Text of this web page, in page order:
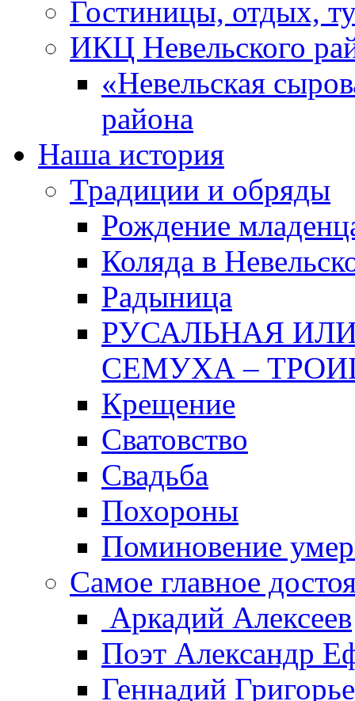
Гостиницы, отдых,
ИКЦ Невельского
«Невельская
района
Наша история
Традиции и обряды
Рождение
Коляда в
Радыница
РУСАЛЬНАЯ
СЕМУХА –
Крещение
Сватовство
Свадьба
Похороны
Поминовение
Самое главное
Аркадий Алексеев
Поэт Александр
Геннадий